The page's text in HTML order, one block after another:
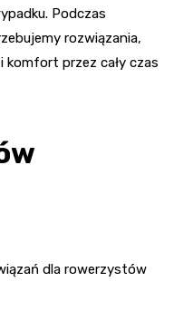
Podczas
rozwiązania,
przez cały czas
dla rowerzystów